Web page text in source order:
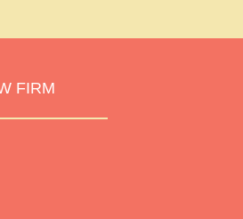
FIRM